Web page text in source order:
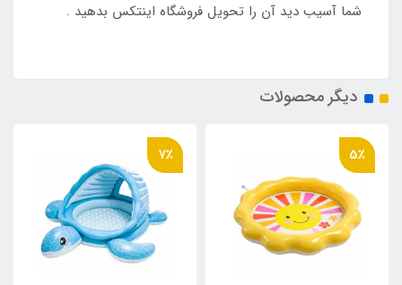
شما آسیب دید آن را تحویل فروشگاه اینتکس بدهید .
دیگر محصولات
5٪ 7٪